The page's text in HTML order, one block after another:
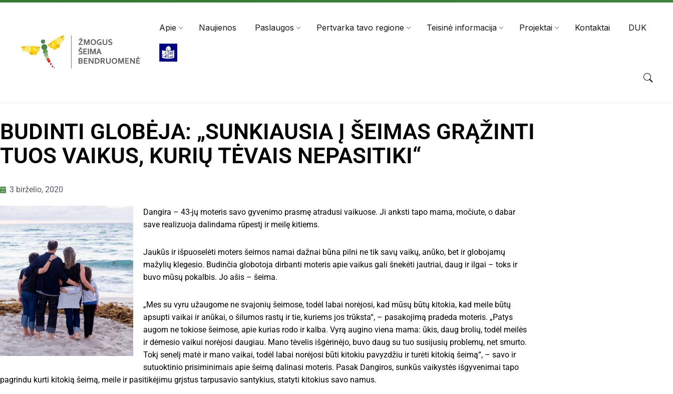
Apie Naujienos Paslaugos Pertvarka tavo regione Teisinė informacija Projektai Kontaktai DUK
BUDINTI GLOBĖJA: „SUNKIAUSIA Į ŠEIMAS GRĄŽINTI
TUOS VAIKUS, KURIŲ TĖVAIS NEPASITIKI“
3 birželio, 2020
Dangira – 43-jų moteris savo gyvenimo prasmę atradusi vaikuose. Ji anksti tapo mama, močiute, o dabar
save realizuoja dalindama rūpestį ir meilę kitiems.
Jaukūs ir išpuoselėti moters šeimos namai dažnai būna pilni ne tik savų vaikų, anūko, bet ir globojamų
mažylių klegesio. Budinčia globotoja dirbanti moteris apie vaikus gali šnekėti jautriai, daug ir ilgai – toks ir
buvo mūsų pokalbis. Jo ašis – šeima.
„Mes su vyru užaugome ne svajonių šeimose, todėl labai norėjosi, kad mūsų būtų kitokia, kad meile būtų
apsupti vaikai ir anūkai, o šilumos rastų ir tie, kuriems jos trūksta“, – pasakojimą pradeda moteris. „Patys
augom ne tokiose šeimose, apie kurias rodo ir kalba. Vyrą augino viena mama: ūkis, daug brolių, todėl meilės
ir dėmesio vaikui norėjosi daugiau. Mano tėvelis išgėrinėjo, buvo daug su tuo susijusių problemų, net smurto.
Tokį senelį matė ir mano vaikai, todėl labai norėjosi būti kitokiu pavyzdžiu ir turėti kitokią šeimą“, – savo ir
sutuoktinio prisiminimais apie šeimą dalinasi moteris. Pasak Dangiros, sunkūs vaikystės išgyvenimai tapo
pagrindu kurti kitokią šeimą, meile ir pasitikėjimu grįstus tarpusavio santykius, statyti kitokius savo namus.